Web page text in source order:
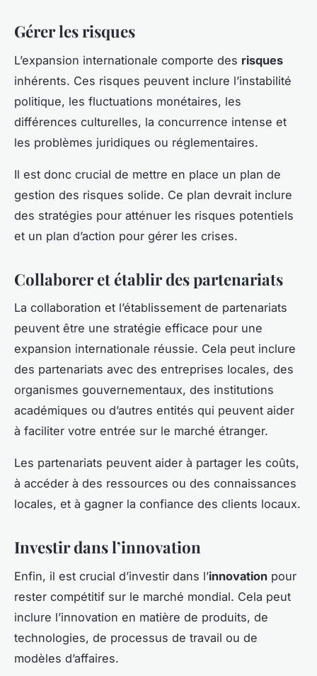
Gérer les risques
L’expansion internationale comporte des risques
inhérents. Ces risques peuvent inclure l’instabilité
politique, les fluctuations monétaires, les
différences culturelles, la concurrence intense et
les problèmes juridiques ou réglementaires.
Il est donc crucial de mettre en place un plan de
gestion des risques solide. Ce plan devrait inclure
des stratégies pour atténuer les risques potentiels
et un plan d’action pour gérer les crises.
Collaborer et établir des partenariats
La collaboration et l’établissement de partenariats
peuvent être une stratégie efficace pour une
expansion internationale réussie. Cela peut inclure
des partenariats avec des entreprises locales, des
organismes gouvernementaux, des institutions
académiques ou d’autres entités qui peuvent aider
à faciliter votre entrée sur le marché étranger.
Les partenariats peuvent aider à partager les coûts,
à accéder à des ressources ou des connaissances
locales, et à gagner la confiance des clients locaux.
Investir dans l’innovation
Enfin, il est crucial d’investir dans l’innovation pour
rester compétitif sur le marché mondial. Cela peut
inclure l’innovation en matière de produits, de
technologies, de processus de travail ou de
modèles d’affaires.